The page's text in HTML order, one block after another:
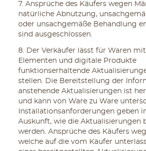
7. Ansprüche des Käufers wegen
natürliche Abnutzung,
oder unsachgemäße Behandlung
sind ausgeschlossen.
8. Der Verkäufer lässt für Waren
Elementen und digitale Produkte
funktionserhaltende
stellen. Die Bereitstellung der
anstehende Aktualisierungen ist
und kann von Ware zu Ware
Installationsanforderungen geben
Auskunft, wie die Aktualisierungen
werden. Ansprüche des Käufers
welche auf die vom Käufer